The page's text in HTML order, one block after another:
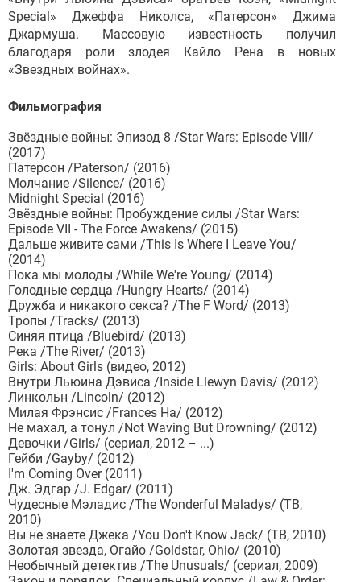
Special» Джеффа Николса, «Патерсон» Джима
Джармуша. Массовую известность получил
благодаря роли злодея Кайло Рена в новых
«Звездных войнах».
Фильмография
Звёздные войны: Эпизод 8 /Star Wars: Episode VIII/
(2017)
Патерсон /Paterson/ (2016)
Молчание /Silence/ (2016)
Midnight Special (2016)
Звёздные войны: Пробуждение силы /Star Wars:
Episode VII - The Force Awakens/ (2015)
Дальше живите сами /This Is Where I Leave You/
(2014)
Пока мы молоды /While We're Young/ (2014)
Голодные сердца /Hungry Hearts/ (2014)
Дружба и никакого секса? /The F Word/ (2013)
Тропы /Tracks/ (2013)
Синяя птица /Bluebird/ (2013)
Река /The River/ (2013)
Girls: About Girls (видео, 2012)
Внутри Льюина Дэвиса /Inside Llewyn Davis/ (2012)
Линкольн /Lincoln/ (2012)
Милая Фрэнсис /Frances Ha/ (2012)
Не махал, а тонул /Not Waving But Drowning/ (2012)
Девочки /Girls/ (сериал, 2012 – ...)
Гейби /Gayby/ (2012)
I'm Coming Over (2011)
Дж. Эдгар /J. Edgar/ (2011)
Чудесные Мэладис /The Wonderful Maladys/ (ТВ,
2010)
Вы не знаете Джека /You Don't Know Jack/ (ТВ, 2010)
Золотая звезда, Огайо /Goldstar, Ohio/ (2010)
Необычный детектив /The Unusuals/ (сериал, 2009)